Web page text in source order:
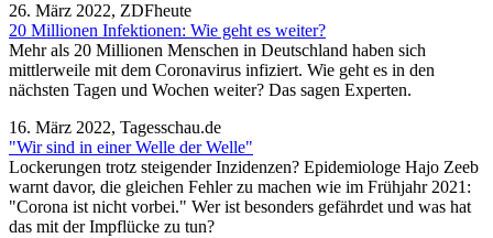
26. März 2022, ZDFheute
20 Millionen Infektionen: Wie geht es weiter?
Mehr als 20 Millionen Menschen in Deutschland haben sich
mittlerweile mit dem Coronavirus infiziert. Wie geht es in den
nächsten Tagen und Wochen weiter? Das sagen Experten.
16. März 2022, Tagesschau.de
"Wir sind in einer Welle der Welle"
Lockerungen trotz steigender Inzidenzen? Epidemiologe Hajo Zeeb
warnt davor, die gleichen Fehler zu machen wie im Frühjahr 2021:
"Corona ist nicht vorbei." Wer ist besonders gefährdet und was hat
das mit der Impflücke zu tun?